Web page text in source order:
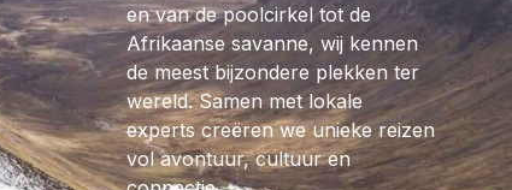
en van de poolcirkel tot de
Afrikaanse savanne, wij kennen
de meest bijzondere plekken ter
wereld. Samen met lokale
experts creëren we unieke reizen
vol avontuur, cultuur en